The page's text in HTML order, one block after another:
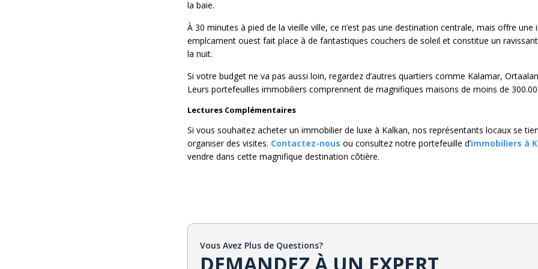
la baie.
À 30 minutes à pied de la vieille ville, ce n’est pas une destination centrale, mais offre
emplcament ouest fait place à de fantastiques couchers de soleil et constitue un
la nuit.
Si votre budget ne va pas aussi loin, regardez d’autres quartiers comme Kalamar,
Leurs portefeuilles immobiliers comprennent de magnifiques maisons de moins de
Lectures Complémentaires
Si vous souhaitez acheter un immobilier de luxe à Kalkan, nos représentants locaux se
organiser des visites. Contactez-nous ou consultez notre portefeuille d’immobiliers à
vendre dans cette magnifique destination côtière.
Vous Avez Plus de Questions?
DEMANDEZ À UN EXPERT